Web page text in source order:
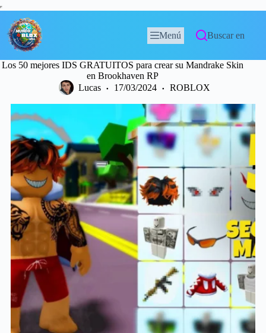
Menú Buscar en
Los 50 mejores IDS GRATUITOS para crear su Mandrake Skin
en Brookhaven RP
Lucas
17/03/2024 ROBLOX